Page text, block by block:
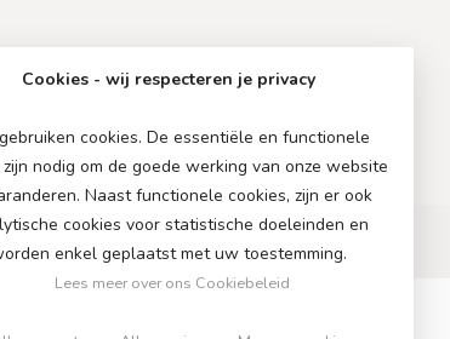
Cookies - wij respecteren je privacy
cookies. De essentiële en functionele
nodig om de goede werking van onze website
Naast functionele cookies, zijn er ook
cookies voor statistische doeleinden en
enkel geplaatst met uw toestemming.
Lees meer over ons Cookiebeleid